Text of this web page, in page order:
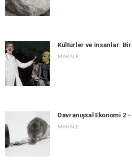
Kültürler ve insanlar:
MAKALE
Davranışsal Ekonomi 2
MAKALE